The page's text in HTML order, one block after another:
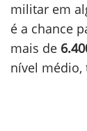
militar em
é a chance
mais de
nível médio,